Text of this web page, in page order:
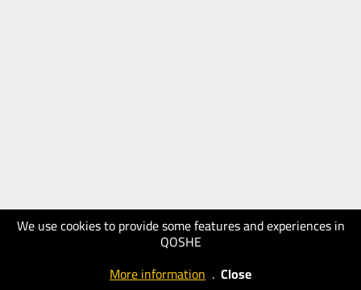
We use cookies to provide some features and experiences in
QOSHE
More information . Close